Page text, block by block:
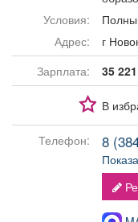
ТВ программа
Условия:
Адрес:
г
Зарплата:
35
В
Телефон: 8